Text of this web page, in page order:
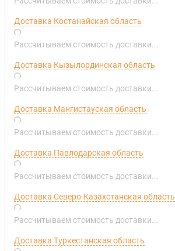
Доставка Костанайская область
Рассчитываем стоимость доставки...
Доставка Кызылординская область
Рассчитываем стоимость доставки...
Доставка Мангистауская область
Рассчитываем стоимость доставки...
Доставка Павлодарская область
Рассчитываем стоимость доставки...
Доставка Северо-Казахстанская область
Рассчитываем стоимость доставки...
Доставка Туркестанская область